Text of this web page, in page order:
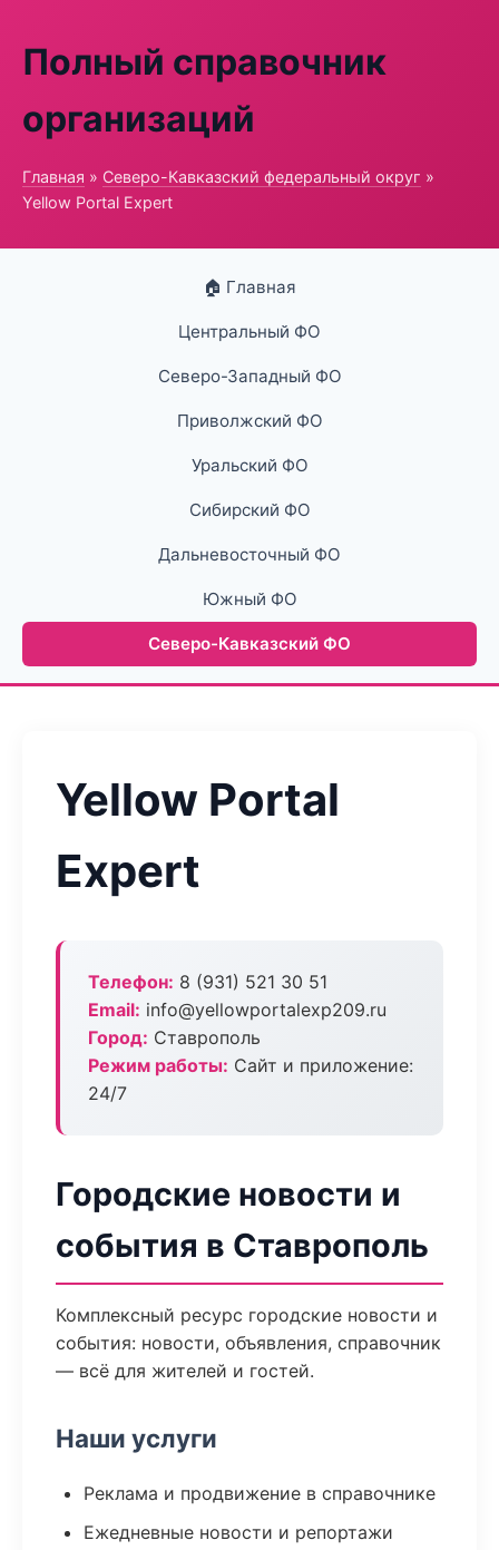
Полный справочник
организаций
Главная » Северо-Кавказский федеральный округ »
Yellow Portal Expert
🏠 Главная
Центральный ФО
Северо-Западный ФО
Приволжский ФО
Уральский ФО
Сибирский ФО
Дальневосточный ФО
Южный ФО
Северо-Кавказский ФО
Yellow Portal
Expert
Телефон: 8 (931) 521 30 51
Email: info@yellowportalexp209.ru
Город: Ставрополь
Режим работы: Сайт и приложение:
24/7
Городские новости и
события в Ставрополь
Комплексный ресурс городские новости и
события: новости, объявления, справочник
— всё для жителей и гостей.
Наши услуги
Реклама и продвижение в справочнике
Ежедневные новости и репортажи